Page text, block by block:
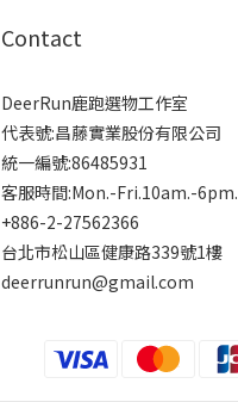
Contact
DeerRun鹿跑選物工作室
代表號:昌藤實業股份有限公司
統一編號:86485931
客服時間:Mon.-Fri.10am.-6pm.
+886-2-27562366
台北市松山區健康路339號1樓
deerrunrun@gmail.com